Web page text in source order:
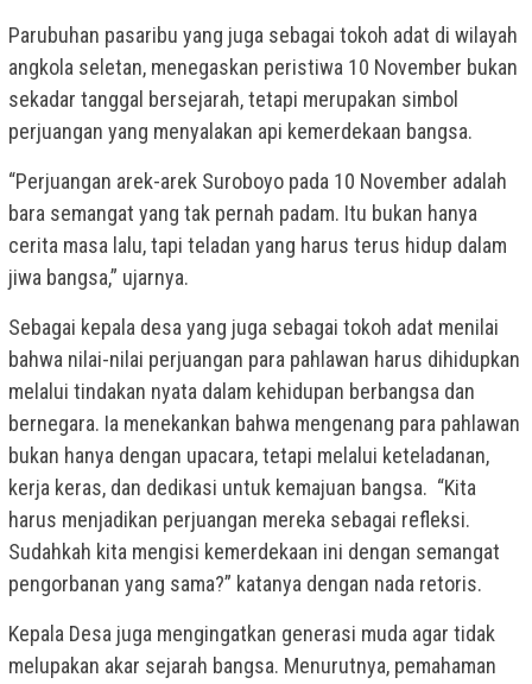
Parubuhan pasaribu yang juga sebagai tokoh adat di wilayah
angkola seletan, menegaskan peristiwa 10 November bukan
sekadar tanggal bersejarah, tetapi merupakan simbol
perjuangan yang menyalakan api kemerdekaan bangsa.
“Perjuangan arek-arek Suroboyo pada 10 November adalah
bara semangat yang tak pernah padam. Itu bukan hanya
cerita masa lalu, tapi teladan yang harus terus hidup dalam
jiwa bangsa,” ujarnya.
Sebagai kepala desa yang juga sebagai tokoh adat menilai
bahwa nilai-nilai perjuangan para pahlawan harus dihidupkan
melalui tindakan nyata dalam kehidupan berbangsa dan
bernegara. Ia menekankan bahwa mengenang para pahlawan
bukan hanya dengan upacara, tetapi melalui keteladanan,
kerja keras, dan dedikasi untuk kemajuan bangsa. “Kita
harus menjadikan perjuangan mereka sebagai refleksi.
Sudahkah kita mengisi kemerdekaan ini dengan semangat
pengorbanan yang sama?” katanya dengan nada retoris.
Kepala Desa juga mengingatkan generasi muda agar tidak
melupakan akar sejarah bangsa. Menurutnya, pemahaman